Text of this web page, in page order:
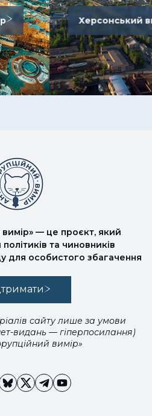
Херсонський
— це проєкт, який
та чиновників
для особистого збагачення
сайту лише за умови
видань — гіперпосилання)
вимір»